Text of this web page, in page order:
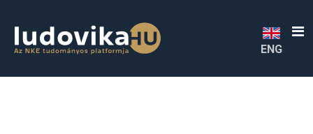
##plugins.themes.bootstrap3.accessible_menu.sidebar##
ENG